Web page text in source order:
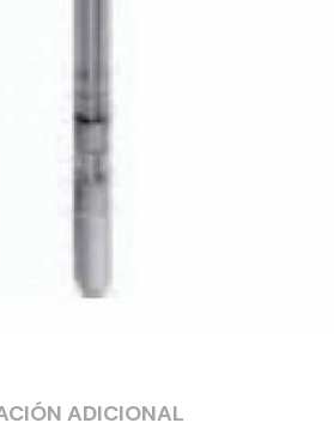
ADICIONAL